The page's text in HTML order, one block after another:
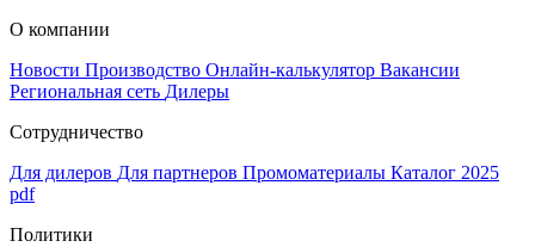
О компании
Новости Производство Онлайн-калькулятор Вакансии
Региональная сеть Дилеры
Сотрудничество
Для дилеров Для партнеров Промоматериалы Каталог 2025
pdf
Политики